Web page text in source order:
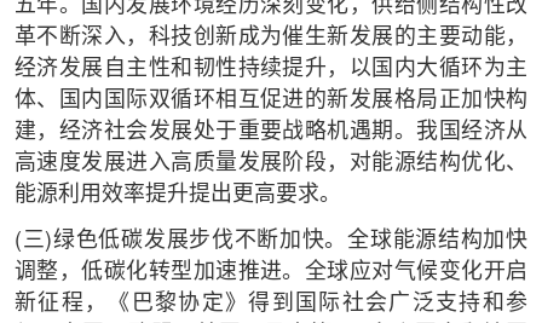
五年。国内发展环境经历深刻变化，供给侧结构性改
革不断深入，科技创新成为催生新发展的主要动能，
经济发展自主性和韧性持续提升，以国内大循环为主
体、国内国际双循环相互促进的新发展格局正加快构
建，经济社会发展处于重要战略机遇期。我国经济从
高速度发展进入高质量发展阶段，对能源结构优化、
能源利用效率提升提出更高要求。
(三)绿色低碳发展步伐不断加快。全球能源结构加快
调整，低碳化转型加速推进。全球应对气候变化开启
新征程，《巴黎协定》得到国际社会广泛支持和参